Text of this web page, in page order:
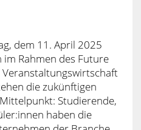
dem 11. April 2025
Rahmen des Future
die zukünftigen
Studierende,
haben die